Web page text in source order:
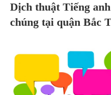
Dịch thuật Tiếng
chúng tại quận Bắc